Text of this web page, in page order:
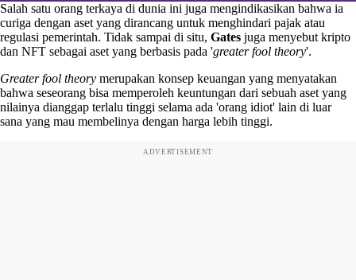
Salah satu orang terkaya di dunia ini juga mengindikasikan bahwa ia
curiga dengan aset yang dirancang untuk menghindari pajak atau
regulasi pemerintah. Tidak sampai di situ, Gates juga menyebut kripto
dan NFT sebagai aset yang berbasis pada 'greater fool theory'.
Greater fool theory merupakan konsep keuangan yang menyatakan
bahwa seseorang bisa memperoleh keuntungan dari sebuah aset yang
nilainya dianggap terlalu tinggi selama ada 'orang idiot' lain di luar
sana yang mau membelinya dengan harga lebih tinggi.
ADVERTISEMENT